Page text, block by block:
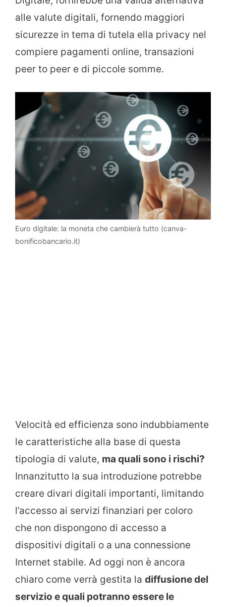
alle valute digitali, fornendo maggiori
sicurezze in tema di tutela ella privacy nel
compiere pagamenti online, transazioni
peer to peer e di piccole somme.
Euro digitale: la moneta che cambierà tutto (canva-
bonificobancario.it)
Velocità ed efficienza sono indubbiamente
le caratteristiche alla base di questa
tipologia di valute, ma quali sono i rischi?
Innanzitutto la sua introduzione potrebbe
creare divari digitali importanti, limitando
l’accesso ai servizi finanziari per coloro
che non dispongono di accesso a
dispositivi digitali o a una connessione
Internet stabile. Ad oggi non è ancora
chiaro come verrà gestita la diffusione del
servizio e quali potranno essere le